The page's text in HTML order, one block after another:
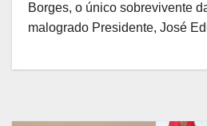
Borges, o único sobrevivente
malogrado Presidente, José